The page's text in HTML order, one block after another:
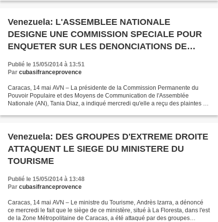
Venezuela: L'ASSEMBLEE NATIONALE
DESIGNE UNE COMMISSION SPECIALE POUR
ENQUETER SUR LES DENONCIATIONS DE
TERRORISME SUR LES RESEAUX SOCIAUX
Publié le 15/05/2014 à 13:51
Par cubasifranceprovence
Caracas, 14 mai AVN – La présidente de la Commission Permanente du
Pouvoir Populaire et des Moyens de Communication de l'Assemblée
Nationale (AN), Tania Diaz, a indiqué mercredi qu'elle a reçu des plaintes de
Venezuela: DES GROUPES D'EXTREME DROITE
ATTAQUENT LE SIEGE DU MINISTERE DU
TOURISME
Publié le 15/05/2014 à 13:48
Par cubasifranceprovence
Caracas, 14 mai AVN – Le ministre du Tourisme, Andrès Izarra, a dénoncé
ce mercredi le fait que le siège de ce ministère, situé à La Floresta, dans l'est
de la Zone Métropolitaine de Caracas, a été attaqué par des groupes